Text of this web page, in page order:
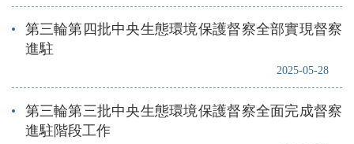
2025-05-28
第三輪第四批中央生態環境保護督察全部實現督察
進駐
第三輪第三批中央生態環境保護督察全面完成督察
進駐階段工作